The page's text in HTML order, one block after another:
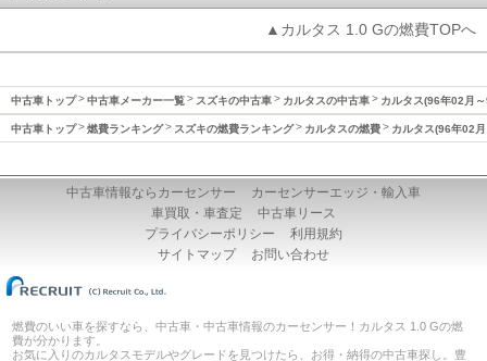
▲カルタス 1.0 Gの燃費TOPへ
中古車トップ 中古車メーカー一覧 スズキの中古車 カルタスの中古車 カルタス(96年02月
中古車トップ 燃費ランキング スズキの燃費ランキング カルタスの燃費 カルタス(96年02
中古車情報ならカーセンサー
カーセンサーエッジ・輸入車
車買取・車査定
中古車リース
プライバシーポリシー
利用規約
サイトマップ
お問い合わせ
燃費のいい車を探すなら、中古車・中古車情報のカーセンサー！カルタス 1.0 Gの燃
費が分かります。
お気に入りのカルタスモデルやグレードを見つけたら、お得・納得の中古車探し。豊